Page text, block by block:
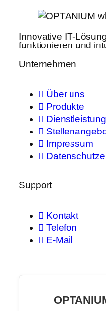
Innovative IT-
funktionieren und
Unternehmen
Über uns
Produkte
Impressum
Support
Kontakt
Telefon
E-Mail